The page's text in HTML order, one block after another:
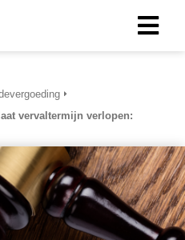
vervaltermijn verlopen: